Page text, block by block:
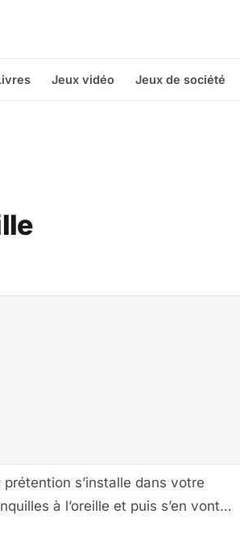
Jeux vidéo Jeux de société
s’installe dans votre
à l’oreille et puis s’en vont…